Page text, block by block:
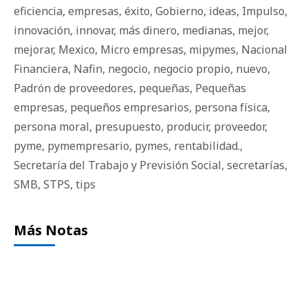
eficiencia, empresas, éxito, Gobierno, ideas, Impulso,
innovación, innovar, más dinero, medianas, mejor,
mejorar, Mexico, Micro empresas, mipymes, Nacional
Financiera, Nafin, negocio, negocio propio, nuevo,
Padrón de proveedores, pequeñas, Pequeñas
empresas, pequeños empresarios, persona física,
persona moral, presupuesto, producir, proveedor,
pyme, pymempresario, pymes, rentabilidad.,
Secretaría del Trabajo y Previsión Social, secretarías,
SMB, STPS, tips
Más Notas